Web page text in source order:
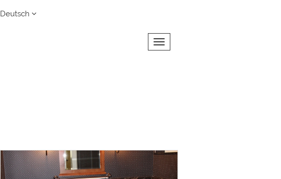
Deutsch
Toggle navigation